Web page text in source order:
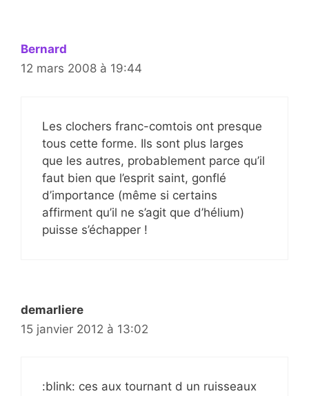
Bernard
12 mars 2008 à 19:44
Les clochers franc-comtois ont presque
tous cette forme. Ils sont plus larges
que les autres, probablement parce qu’il
faut bien que l’esprit saint, gonflé
d’importance (même si certains
affirment qu’il ne s’agit que d’hélium)
puisse s’échapper !
demarliere
15 janvier 2012 à 13:02
:blink: ces aux tournant d un ruisseaux